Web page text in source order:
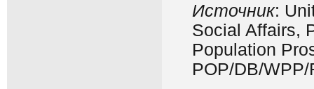
Источник:
Social Affairs,
Population
POP/DB/